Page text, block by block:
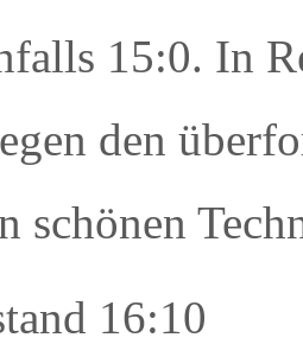
15:0. In
den
schönen
16:10